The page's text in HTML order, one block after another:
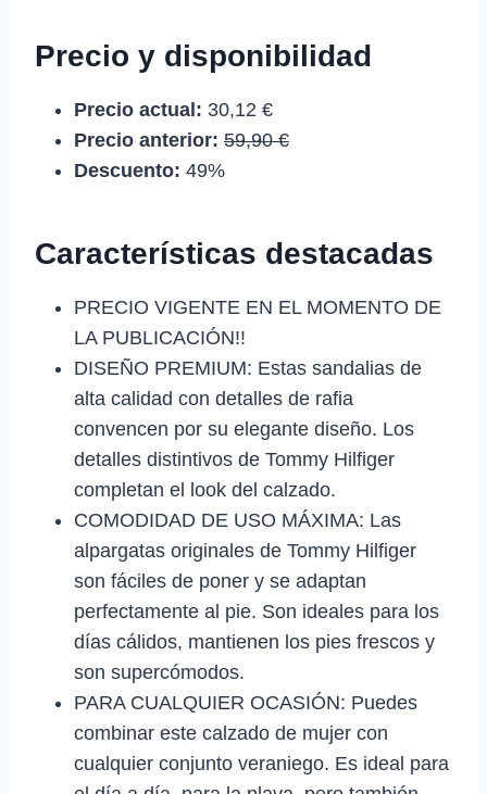
Precio y disponibilidad
Precio actual: 30,12 €
Precio anterior: 59,90 €
Descuento: 49%
Características destacadas
PRECIO VIGENTE EN EL MOMENTO DE
LA PUBLICACIÓN!!
DISEÑO PREMIUM: Estas sandalias de
alta calidad con detalles de rafia
convencen por su elegante diseño. Los
detalles distintivos de Tommy Hilfiger
completan el look del calzado.
COMODIDAD DE USO MÁXIMA: Las
alpargatas originales de Tommy Hilfiger
son fáciles de poner y se adaptan
perfectamente al pie. Son ideales para los
días cálidos, mantienen los pies frescos y
son supercómodos.
PARA CUALQUIER OCASIÓN: Puedes
combinar este calzado de mujer con
cualquier conjunto veraniego. Es ideal para